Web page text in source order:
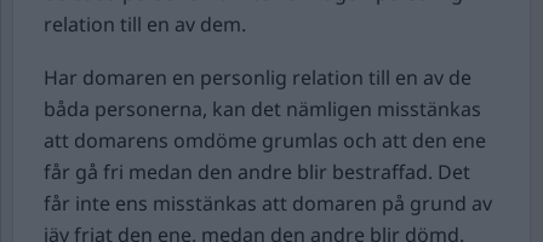
relation till en av dem.
Har domaren en personlig relation till en av de
båda personerna, kan det nämligen misstänkas
att domarens omdöme grumlas och att den ene
får gå fri medan den andre blir bestraffad. Det
får inte ens misstänkas att domaren på grund av
jäv friat den ene, medan den andre blir dömd.